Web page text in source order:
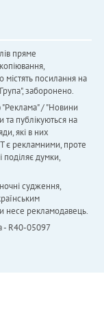
пряме
містять посилання на
заборонено.
"Реклама" / "Новини
публікуються на
які в них
є рекламними, проте
поділяє думки,
судження,
несе рекламодавець.
- R40-05097